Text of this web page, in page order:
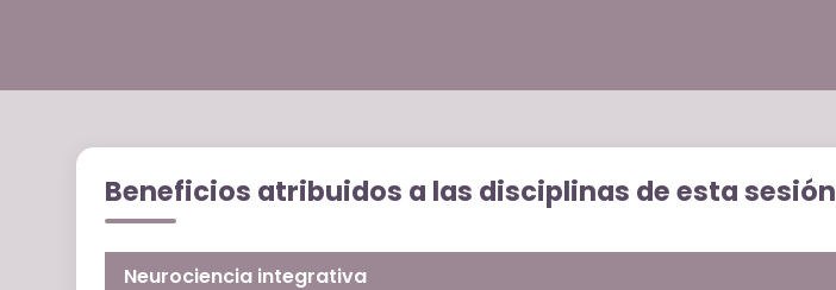
Beneficios atribuidos a las disciplinas de esta sesión
Neurociencia integrativa